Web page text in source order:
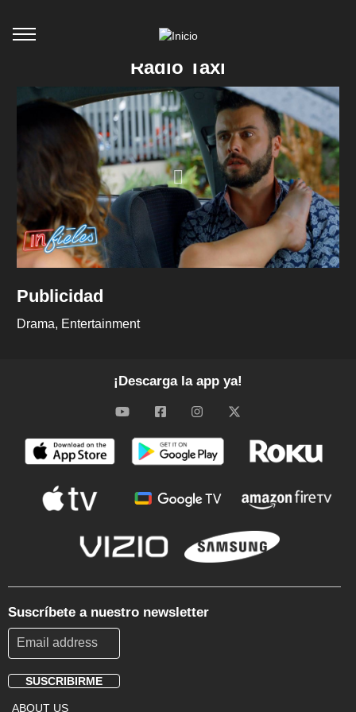
Radio Taxi
Publicidad
Drama Entertainment
¡Descarga la app ya!
Suscríbete a nuestro newsletter
SUSCRIBIRME
ABOUT US